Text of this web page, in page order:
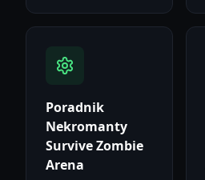
Poradnik
Nekromanty
Survive Zombie
Arena